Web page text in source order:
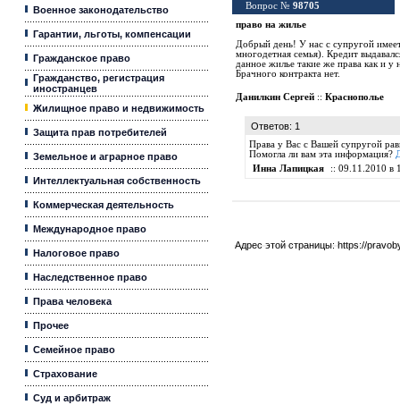
Военное законодательство
Гарантии, льготы, компенсации
Гражданское право
Гражданство, регистрация
иностранцев
Жилищное право и недвижимость
Защита прав потребителей
Земельное и аграрное право
Интеллектуальная собственность
Коммерческая деятельность
Международное право
Налоговое право
Наследственное право
Права человека
Прочее
Семейное право
Страхование
Суд и арбитраж
Вопрос № 98705
право на жилье
Добрый день! У нас с супругой
многодетная семья). Кредит
данное жилье такие же права как и у
Брачного контракта нет.
Данилкин Сергей :: Краснополье
Ответов: 1
Права у Вас с Вашей супругой
Помогла ли вам эта информация?
Инна Лапицкая
:: 09.11.2010 в
Адрес этой страницы: https://